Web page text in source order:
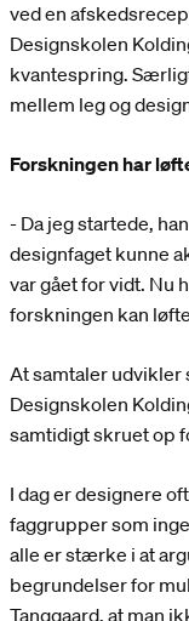
ved en
Designskolen
kvantespring.
mellem leg og
Forskningen har
- Da jeg startede,
designfaget kunne
var gået for vidt. Nu
forskningen kan
At samtaler udvikler
Designskolen
samtidigt skruet op
I dag er designere
faggrupper som
alle er stærke i at
begrundelser for
Tanggaard, at man